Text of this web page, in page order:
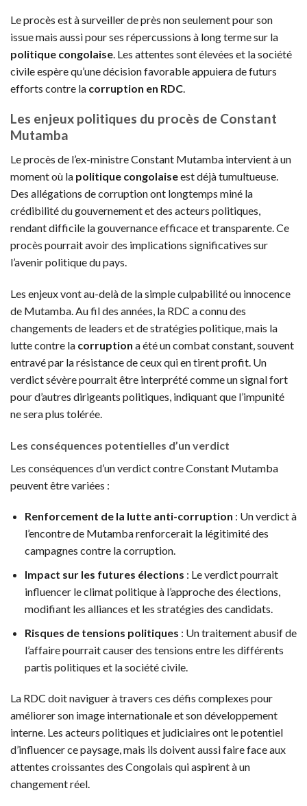
Le procès est à surveiller de près non seulement pour son
issue mais aussi pour ses répercussions à long terme sur la
politique congolaise . Les attentes sont élevées et la société
civile espère qu’une décision favorable appuiera de futurs
efforts contre la corruption en RDC
Les enjeux politiques du procès de Constant
Mutamba
Le procès de l’ex-ministre Constant Mutamba intervient à un
moment où la politique congolaiseest déjà tumultueuse.
Des allégations de corruption ont longtemps miné la
crédibilité du gouvernement et des acteurs politiques,
rendant difficile la gouvernance efficace et transparente. Ce
procès pourrait avoir des implications significatives sur
l’avenir politique du pays.
Les enjeux vont au-delà de la simple culpabilité ou innocence
de Mutamba. Au fil des années, la RDC a connu des
changements de leaders et de stratégies politique, mais la
lutte contre la corruption a été un combat constant, souvent
entravé par la résistance de ceux qui en tirent profit. Un
verdict sévère pourrait être interprété comme un signal fort
pour d’autres dirigeants politiques, indiquant que l’impunité
ne sera plus tolérée.
Les conséquences potentielles d’un verdict
Les conséquences d’un verdict contre Constant Mutamba
peuvent être variées :
Renforcement de la lutte anti-corruption : Un verdict à
l’encontre de Mutamba renforcerait la légitimité des
campagnes contre la corruption.
Impact sur les futures élections : Le verdict pourrait
influencer le climat politique à l’approche des élections,
modifiant les alliances et les stratégies des candidats.
Risques de tensions politiques : Un traitement abusif de
l’affaire pourrait causer des tensions entre les différents
partis politiques et la société civile.
La RDC doit naviguer à travers ces défis complexes pour
améliorer son image internationale et son développement
interne. Les acteurs politiques et judiciaires ont le potentiel
d’influencer ce paysage, mais ils doivent aussi faire face aux
attentes croissantes des Congolais qui aspirent à un
changement réel.